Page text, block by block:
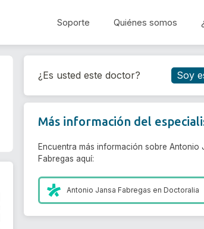
Soporte Quiénes somos
¿Es usted este doctor? Soy
Más información del
Encuentra más información sobre Antonio
Fabregas aquí:
Antonio Jansa Fabregas enDoctoralia